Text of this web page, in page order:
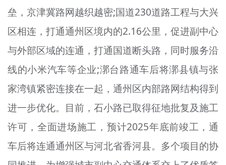
垒，京津冀路网越织越密;国道230道路工程与大兴
区相连，打通通州区境内的2.16公里，促进副中心
与外部区域的连通，打通国道断头路，同时服务沿
线的小米汽车等企业;漷台路通车后将漷县镇与张
家湾镇紧密连接在一起，通州区内部路网结构得到
进一步优化。目前，石小路已取得征地批复及施工
许可，全面进场施工，预计2025年底前竣工，通
车后将连通通州区与河北省香河县。多个项目的协